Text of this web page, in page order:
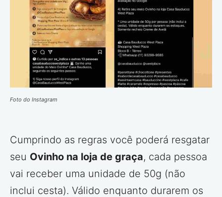
Foto do Instagram
Cumprindo as regras você poderá resgatar
seu Ovinho na loja de graça, cada pessoa
vai receber uma unidade de 50g (não
inclui cesta). Válido enquanto durarem os